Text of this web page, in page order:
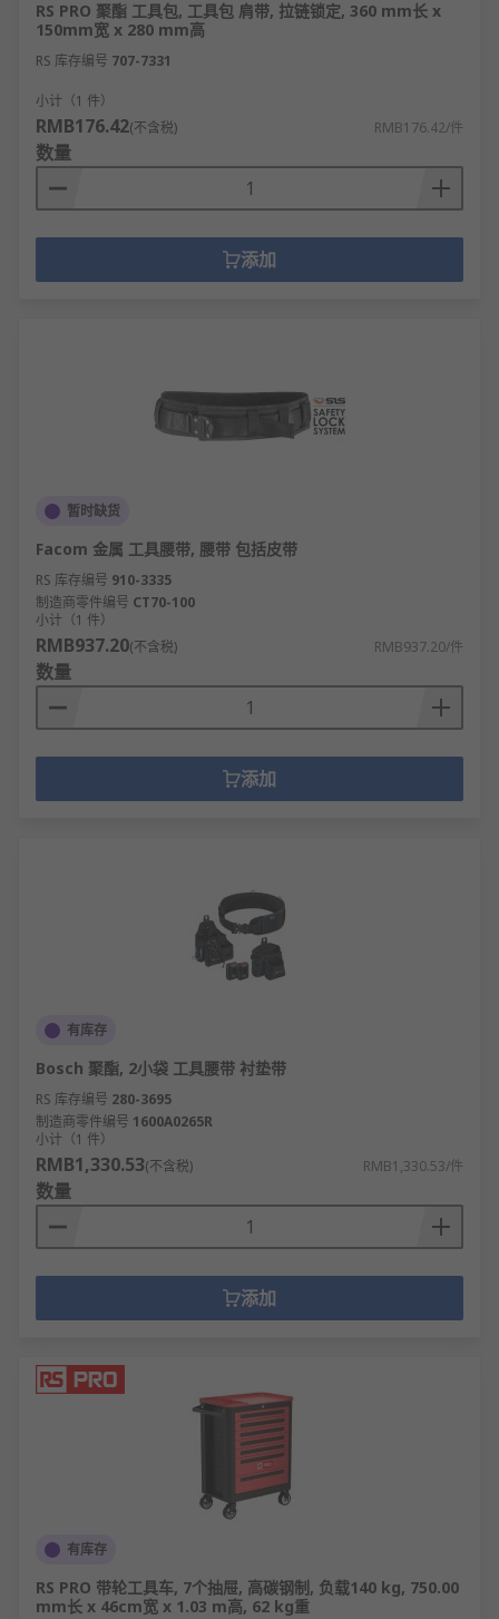
RS PRO 聚酯 工具包, 工具包 肩带, 拉链锁定, 360 mm长 x
150mm宽 x 280 mm高
RS 库存编号 707-7331
小计（1 件）
RMB176.42(不含税) RMB176.42/件
数量
添加
暂时缺货
Facom 金属 工具腰带, 腰带 包括皮带
RS 库存编号 910-3335
制造商零件编号 CT70-100
小计（1 件）
RMB937.20(不含税) RMB937.20/件
数量
添加
有库存
Bosch 聚酯, 2小袋 工具腰带 衬垫带
RS 库存编号 280-3695
制造商零件编号 1600A0265R
小计（1 件）
RMB1,330.53(不含税) RMB1,330.53/件
数量
添加
有库存
RS PRO 带轮工具车, 7个抽屉, 高碳钢制, 负载140 kg, 750.00
mm长 x 46cm宽 x 1.03 m高, 62 kg重